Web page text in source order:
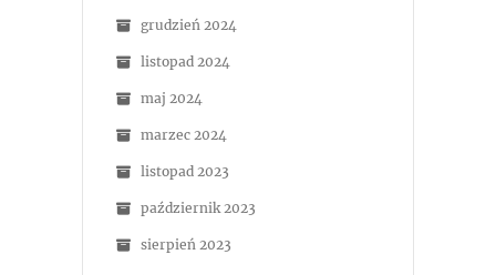
grudzień 2024
listopad 2024
maj 2024
marzec 2024
listopad 2023
październik 2023
sierpień 2023